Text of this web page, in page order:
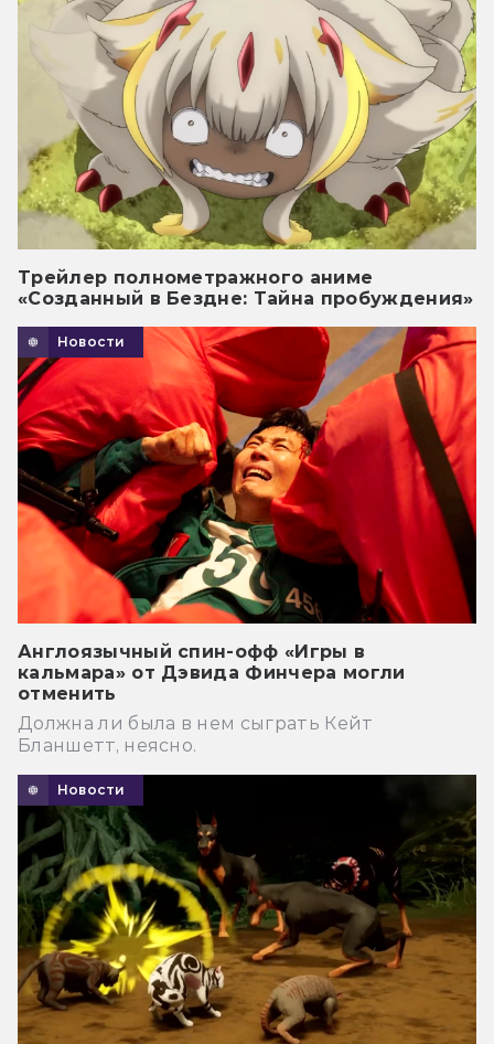
Трейлер полнометражного аниме
«Созданный в Бездне: Тайна пробуждения»
Новости
Англоязычный спин-офф «Игры в
кальмара» от Дэвида Финчера могли
отменить
Должна ли была в нем сыграть Кейт
Бланшетт, неясно.
Новости